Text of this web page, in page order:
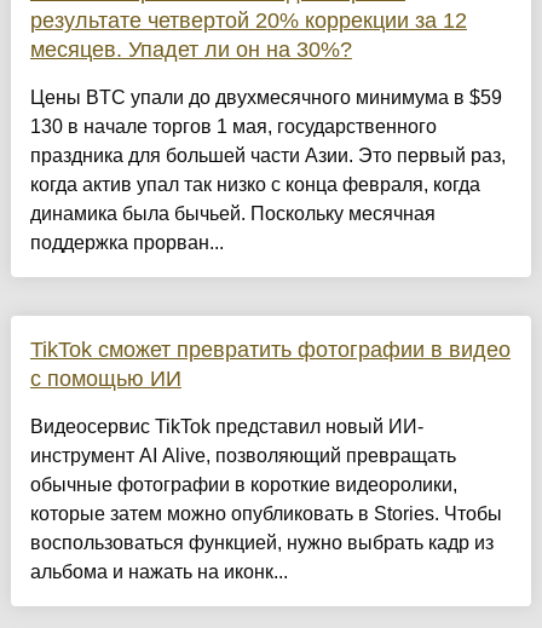
результате четвертой 20% коррекции за 12
месяцев. Упадет ли он на 30%?
Цены BTC упали до двухмесячного минимума в $59
130 в начале торгов 1 мая, государственного
праздника для большей части Азии. Это первый раз,
когда актив упал так низко с конца февраля, когда
динамика была бычьей. Поскольку месячная
поддержка прорван...
TikTok сможет превратить фотографии в видео
с помощью ИИ
Видеосервис TikTok представил новый ИИ-
инструмент AI Alive, позволяющий превращать
обычные фотографии в короткие видеоролики,
которые затем можно опубликовать в Stories. Чтобы
воспользоваться функцией, нужно выбрать кадр из
альбома и нажать на иконк...